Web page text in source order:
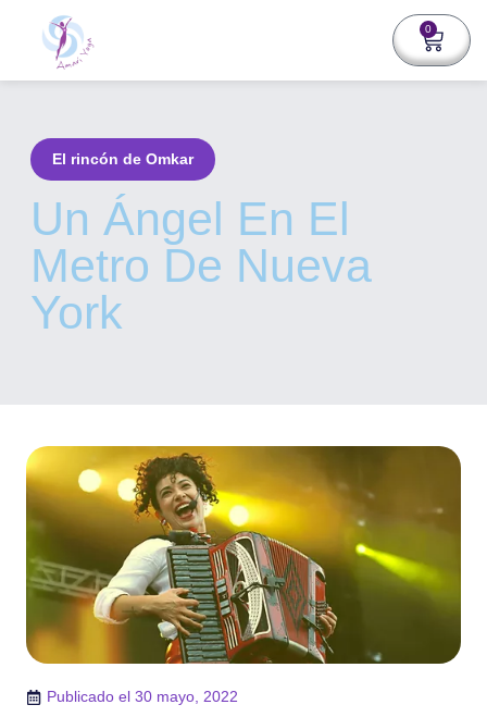
0
El rincón de Omkar
Un Ángel En El
Metro De Nueva
York
Publicado el 30 mayo, 2022